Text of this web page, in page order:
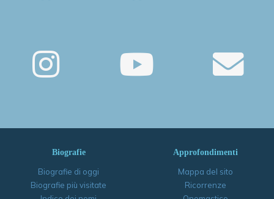
Biografie
Biografie di oggi
Biografie più visitate
Approfondimenti
Mappa del sito
Ricorrenze